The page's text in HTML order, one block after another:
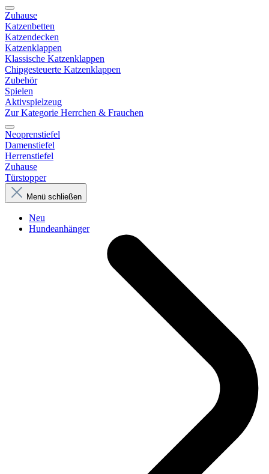
Zuhause
Katzenbetten
Katzendecken
Katzenklappen
Klassische Katzenklappen
Chipgesteuerte Katzenklappen
Zubehör
Spielen
Aktivspielzeug
Zur Kategorie Herrchen & Frauchen
Neoprenstiefel
Damenstiefel
Herrenstiefel
Zuhause
Türstopper
Menü schließen
Neu
Hundeanhänger